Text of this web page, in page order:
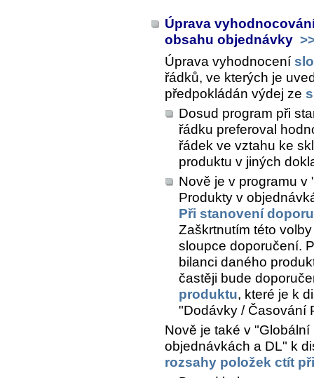
Úprava
obsahu objednávky
Úprava vyhodnocení
řádků, ve kterých je
předpokládán výdej ze
Dosud program při
řádku preferoval
řádek ve vztahu ke
produktu v jiných
Nově je v programu v
Produkty v
Při stanovení
Zaškrtnutím této
sloupce doporučení.
bilanci daného
častěji bude
produktu, které je k
"Dodávky / Časování
Nově je také v
objednávkách a DL" k
rozsahy položek ctít